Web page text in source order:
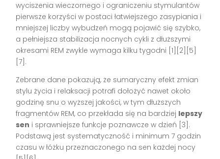
wyciszenia wieczornego i ograniczeniu stymulantów
pierwsze korzyści w postaci łatwiejszego zasypiania i
mniejszej liczby wybudzeń mogą pojawić się szybko,
a pełniejsza stabilizacja nocnych cykli z dłuższymi
okresami REM zwykle wymaga kilku tygodni [1][2][5]
[7].
Zebrane dane pokazują, że sumaryczny efekt zmian
stylu życia i relaksacji potrafi dołożyć nawet około
godzinę snu o wyższej jakości, w tym dłuższych
fragmentów REM, co przekłada się na bardziej lepszy
sen i sprawniejsze funkcje poznawcze w dzień [3].
Podstawą jest systematyczność i minimum 7 godzin
czasu w łóżku przeznaczonego na sen każdej nocy